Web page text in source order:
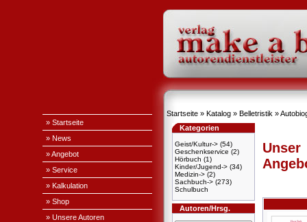
» Startseite
» News
» Angebot
» Service
» Kalkulation
» Shop
» Unsere Autoren
Startseite » Katalog » Belletristik »
Kategorien
Geist/Kultur-> (54)
Geschenkservice (2)
Hörbuch (1)
Kinder/Jugend-> (34)
Medizin-> (2)
Sachbuch-> (273)
Schulbuch
Autoren/Hrsg.
Unser